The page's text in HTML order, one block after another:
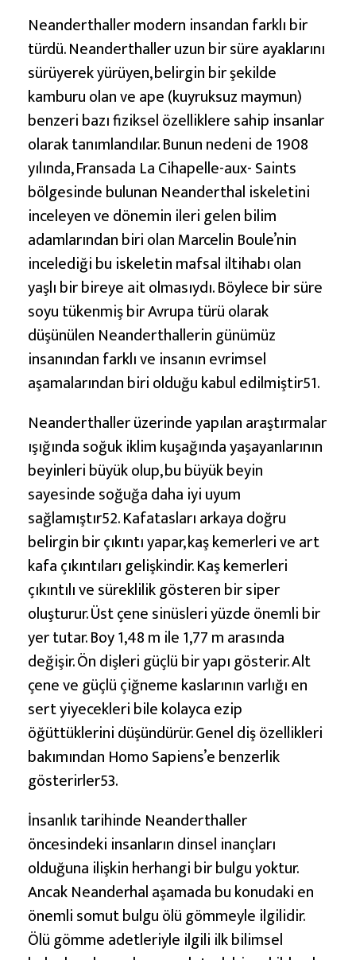
Neanderthaller modern insandan farklı bir
türdü. Neanderthaller uzun bir süre ayaklarını
sürüyerek yürüyen, belirgin bir şekilde
kamburu olan ve ape (kuyruksuz maymun)
benzeri bazı fiziksel özelliklere sahip insanlar
olarak tanımlandılar. Bunun nedeni de 1908
yılında, Fransada La Cihapelle-aux- Saints
bölgesinde bulunan Neanderthal iskeletini
inceleyen ve dönemin ileri gelen bilim
adamlarından biri olan Marcelin Boule’nin
incelediği bu iskeletin mafsal iltihabı olan
yaşlı bir bireye ait olmasıydı. Böylece bir süre
soyu tükenmiş bir Avrupa türü olarak
düşünülen Neanderthallerin günümüz
insanından farklı ve insanın evrimsel
aşamalarından biri olduğu kabul edilmiştir51.
Neanderthaller üzerinde yapılan araştırmalar
ışığında soğuk iklim kuşağında yaşayanlarının
beyinleri büyük olup, bu büyük beyin
sayesinde soğuğa daha iyi uyum
sağlamıştır52. Kafatasları arkaya doğru
belirgin bir çıkıntı yapar, kaş kemerleri ve art
kafa çıkıntıları gelişkindir. Kaş kemerleri
çıkıntılı ve süreklilik gösteren bir siper
oluşturur. Üst çene sinüsleri yüzde önemli bir
yer tutar. Boy 1,48 m ile 1,77 m arasında
değişir. Ön dişleri güçlü bir yapı gösterir. Alt
çene ve güçlü çiğneme kaslarının varlığı en
sert yiyecekleri bile kolayca ezip
öğüttüklerini düşündürür. Genel diş özellikleri
bakımından Homo Sapiens’e benzerlik
gösterirler53.
İnsanlık tarihinde Neanderthaller
öncesindeki insanların dinsel inançları
olduğuna ilişkin herhangi bir bulgu yoktur.
Ancak Neanderhal aşamada bu konudaki en
önemli somut bulgu ölü gömmeyle ilgilidir.
Ölü gömme adetleriyle ilgili ilk bilimsel